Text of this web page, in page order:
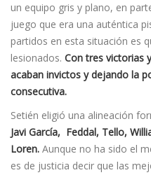
un equipo gris y plano, en
juego que era una auténtica
partidos en esta situación es
lesionados. Con tres victorias
acaban invictos y dejando la
consecutiva.
Setién eligió una alineación
Javi García, Feddal, Tello,
Loren. Aunque no ha sido el
es de justicia decir que las